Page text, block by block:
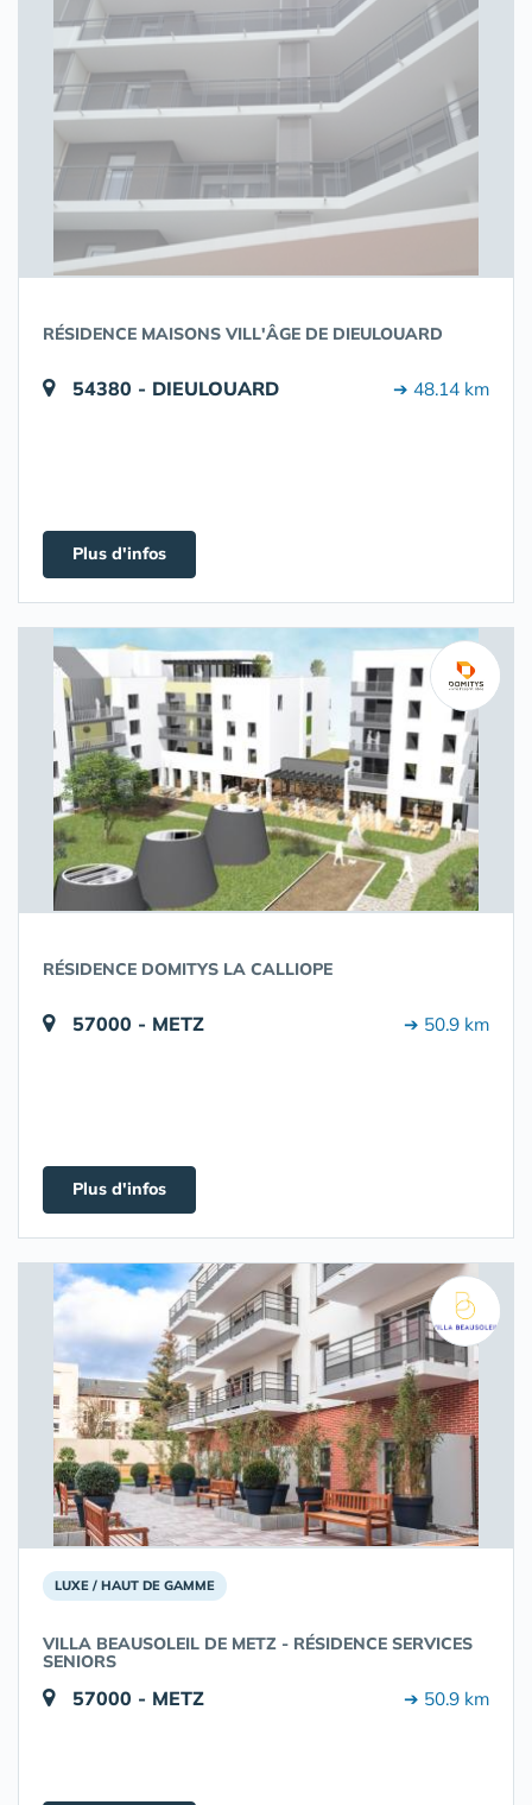
RÉSIDENCE MAISONS VILL'ÂGE DE DIEULOUARD
54380 - DIEULOUARD ➔ 48.14 km
Plus d'infos
RÉSIDENCE DOMITYS LA CALLIOPE
57000 - METZ ➔ 50.9 km
Plus d'infos
LUXE / HAUT DE GAMME
VILLA BEAUSOLEIL DE METZ - RÉSIDENCE SERVICES
SENIORS
57000 - METZ ➔ 50.9 km